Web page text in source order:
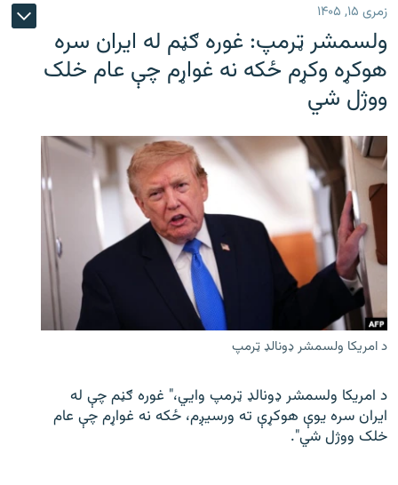
زمری ۱۵, ۱۴۰۵
ولسمشر ټرمپ: غوره ګڼم له ایران سره
هوکړه وکړم ځکه نه غواړم چې عام خلک
ووژل شي
د امریکا ولسمشر ډونالډ ټرمپ
د امریکا ولسمشر ډونالډ ټرمپ وايي،" غوره ګڼم چې له
ایران سره یوې هوکړې ته ورسیږم، ځکه نه غواړم چې عام
خلک ووژل شي".